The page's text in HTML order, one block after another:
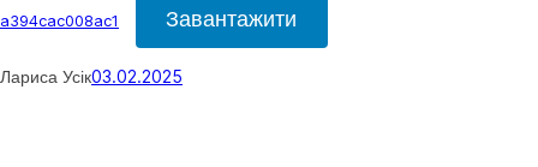
a394cac008ac1
Завантажити
Лариса Усік03.02.2025